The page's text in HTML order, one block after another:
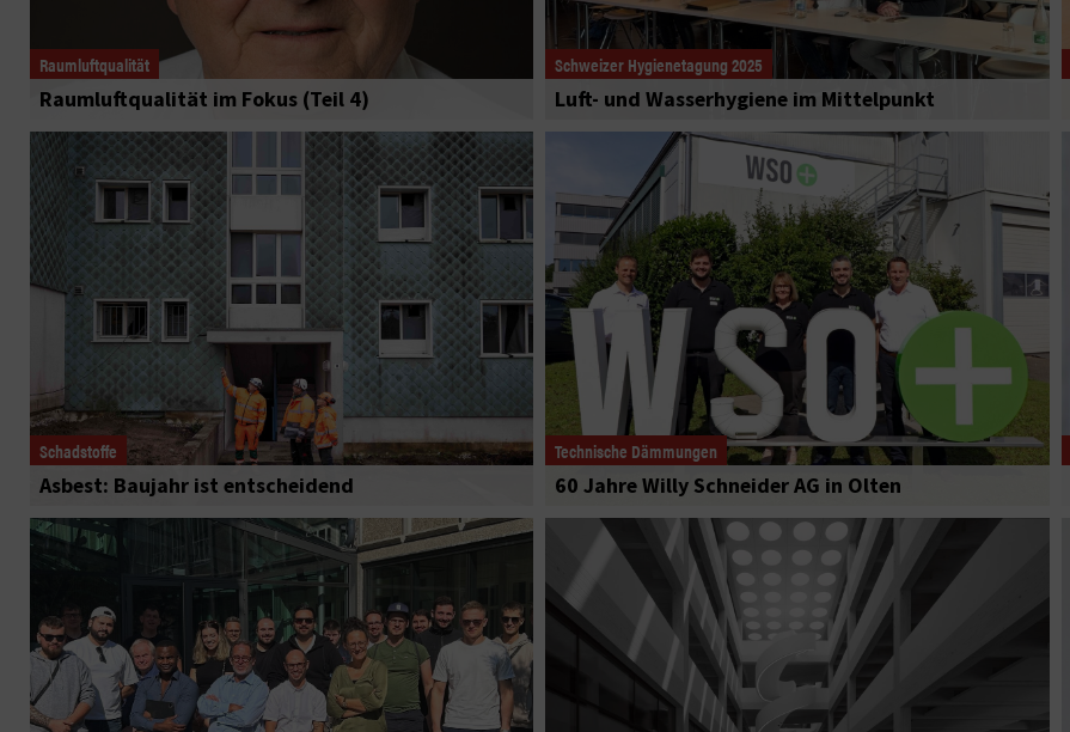
Raumluftqualität
Raumluftqualität im Fokus (Teil 4)
Schweizer Hygienetagung 2025
Luft- und Wasserhygiene im Mittelpunkt
Schadstoffe
Asbest: Baujahr ist entscheidend
Technische Dämmungen
60 Jahre Willy Schneider AG in Olten